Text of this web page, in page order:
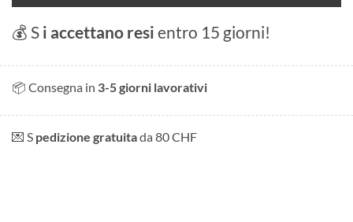
💰 S i accettano resi entro 15 giorni!
📦 Consegna in 3-5 giorni lavorativi
💌 S pedizione gratuitada 80 CHF